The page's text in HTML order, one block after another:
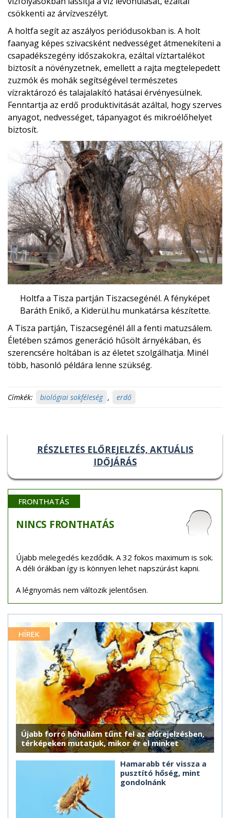
csökkenti az árvízveszélyt.
A holtfa segít az aszályos periódusokban is. A holt
faanyag képes szivacsként nedvességet átmenekíteni a
csapadékszegény időszakokra, ezáltal víztartalékot
biztosít a növényzetnek, emellett a rajta megtelepedett
zuzmók és mohák segítségével természetes
vízraktározó és talajalakító hatásai érvényesülnek.
Fenntartja az erdő produktivitását azáltal, hogy szerves
anyagot, nedvességet, tápanyagot és mikroélőhelyet
biztosít.
Holtfa a Tisza partján Tiszacsegénél. A fényképet
Baráth Enikő, a Kiderül.hu munkatársa készítette.
A Tisza partján, Tiszacsegénél áll a fenti matuzsálem.
Életében számos generáció hűsölt árnyékában, és
szerencsére holtában is az életet szolgálhatja. Minél
több, hasonló példára lenne szükség.
Címkék: biológiai sokféleség , erdő
RÉSZLETES ELŐREJELZÉS, AKTUÁLIS
IDŐJÁRÁS
FRONTHATÁS
NINCS FRONTHATÁS
Újabb melegedés kezdődik. A 32 fokos maximum is sok.
A déli órákban így is könnyen lehet napszúrást kapni.
A légnyomás nem változik jelentősen.
HÍREK
Újabb forró hőhullám tűnt fel az előrejelzésben,
térképeken mutatjuk, mikor ér el minket
Hamarabb tér vissza a
pusztító hőség, mint
gondolnánk